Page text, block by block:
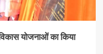
योजनाओं का किया